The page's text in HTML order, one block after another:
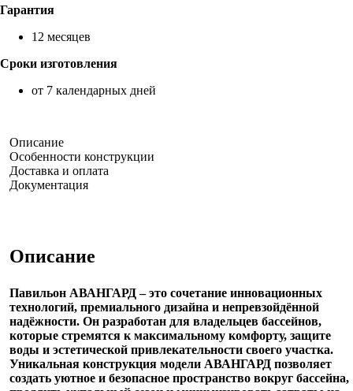
Гарантия
12 месяцев
Сроки изготовления
от 7 календарных дней
Описание
Особенности конструкции
Доставка и оплата
Документация
Описание
Павильон АВАНГАРД – это сочетание инновационных
технологий, премиального дизайна и непревзойдённой
надёжности. Он разработан для владельцев бассейнов,
которые стремятся к максимальному комфорту, защите
воды и эстетической привлекательности своего участка.
Уникальная конструкция модели АВАНГАРД позволяет
создать уютное и безопасное пространство вокруг бассейна,